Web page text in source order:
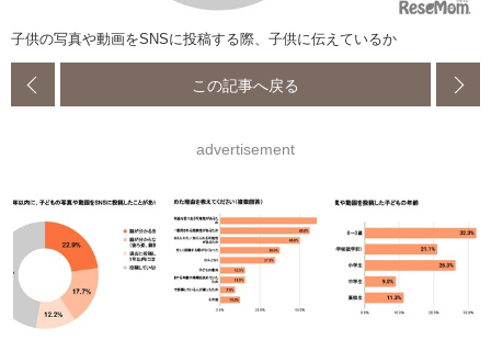
子供の写真や動画をSNSに投稿する際、子供に伝えているか
この記事へ戻る
advertisement